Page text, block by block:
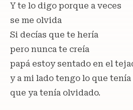
Y te lo digo porque a veces
se me olvida
Si decías que te hería
pero nunca te creía
papá estoy sentado en el
y a mi lado tengo lo que
que ya tenía olvidado.